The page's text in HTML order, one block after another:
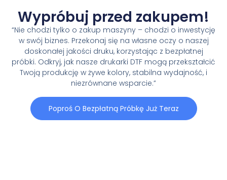
Wypróbuj przed zakupem!
“Nie chodzi tylko o zakup maszyny – chodzi o inwestycję
w swój biznes. Przekonaj się na własne oczy o naszej
doskonałej jakości druku, korzystając z bezpłatnej
próbki. Odkryj, jak nasze drukarki DTF mogą przekształcić
Twoją produkcję w żywe kolory, stabilna wydajność, i
niezrównane wsparcie.”
Poproś O Bezpłatną Próbkę Już Teraz